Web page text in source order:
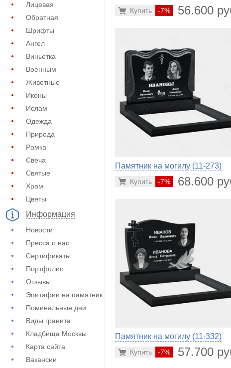
Лицевая
Обратная
Шрифты
Ангел
Виньетка
Военным
Животные
Иконы
Ислам
Одежда
Природа
Рамка
Свеча
Святые
Храм
Цветы
Информация
Новости
Пресса о нас
Сертификаты
Портфолио
Отзывы
Эпитафии на памятник
Поминальные дни
Виды гранита
Кладбища Москвы
Карта сайта
Вакансии
-7% 56.600
Купить
Памятник на могилу (11-273)
-7% 68.600
Купить
Памятник на могилу (11-332)
-7% 57.700
Купить